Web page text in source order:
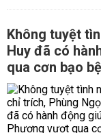
Không tuyệt
Huy đã có
qua cơn bạo